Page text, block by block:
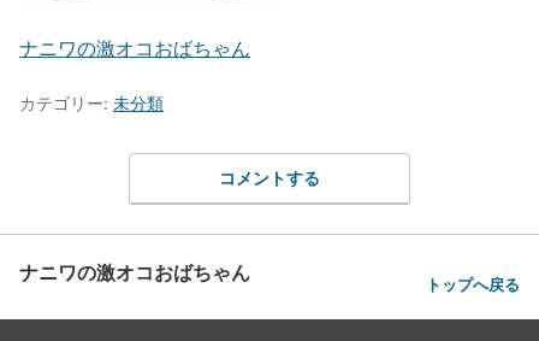
ナニワの激オコおばちゃん
カテゴリー: 未分類
コメントする
ナニワの激オコおばちゃん トップへ戻る